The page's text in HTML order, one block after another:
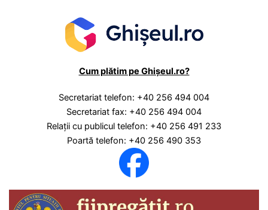
Cum plătim pe Ghișeul.ro?
Secretariat telefon: +40 256 494 004
Secretariat fax: +40 256 494 004
Relaţii cu publicul telefon: +40 256 491 233
Poartă telefon: +40 256 490 353